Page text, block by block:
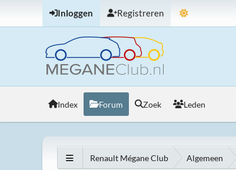
Inloggen Registreren
Index Forum Zoek Leden
Renault Mégane Club Algemeen